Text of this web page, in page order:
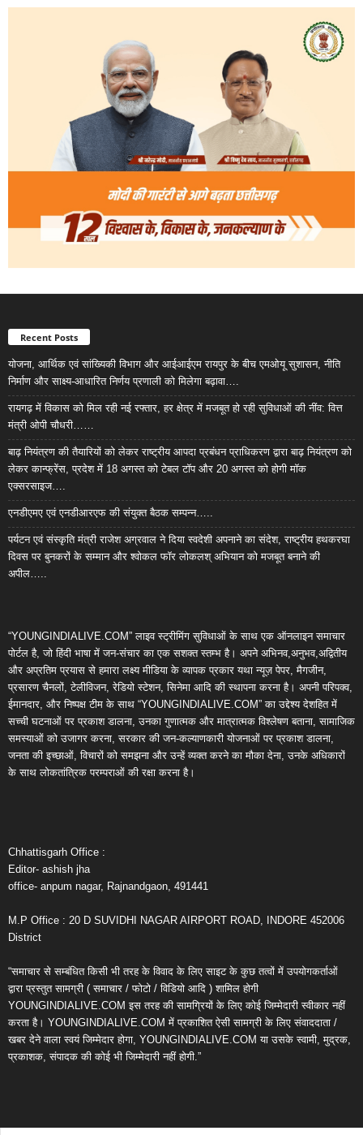
Recent Posts
योजना, आर्थिक एवं सांख्यिकी विभाग और आईआईएम रायपुर के बीच एमओयू सुशासन, नीति
निर्माण और साक्ष्य-आधारित निर्णय प्रणाली को मिलेगा बढ़ावा….
रायगढ़ में विकास को मिल रही नई रफ्तार, हर क्षेत्र में मजबूत हो रही सुविधाओं की नींव: वित्त
मंत्री ओपी चौधरी……
बाढ़ नियंत्रण की तैयारियों को लेकर राष्ट्रीय आपदा प्रबंधन प्राधिकरण द्वारा बाढ़ नियंत्रण को
लेकर कान्फ्रेंस, प्रदेश में 18 अगस्त को टेबल टॉप और 20 अगस्त को होगी मॉक
एक्सरसाइज….
एनडीएमए एवं एनडीआरएफ की संयुक्त बैठक सम्पन्न…..
पर्यटन एवं संस्कृति मंत्री राजेश अग्रवाल ने दिया स्वदेशी अपनाने का संदेश, राष्ट्रीय हथकरघा
दिवस पर बुनकरों के सम्मान और श्वोकल फॉर लोकलश् अभियान को मजबूत बनाने की
अपील…..
“YOUNGINDIALIVE.COM” लाइव स्ट्रीमिंग सुविधाओं के साथ एक ऑनलाइन समाचार
पोर्टल है, जो हिंदी भाषा में जन-संचार का एक सशक्त स्तम्भ है। अपने अभिनव,अनुभव,अद्वितीय
और अप्रतिम प्रयास से हमारा लक्ष्य मीडिया के व्यापक प्रकार यथा न्यूज़ पेपर, मैगजीन,
प्रसारण चैनलों, टेलीविजन, रेडियो स्टेशन, सिनेमा आदि की स्थापना करना है। अपनी परिपक्व,
ईमानदार, और निष्पक्ष टीम के साथ “YOUNGINDIALIVE.COM” का उद्देश्य देशहित में
सच्ची घटनाओं पर प्रकाश डालना, उनका गुणात्मक और मात्रात्मक विश्लेषण बताना, सामाजिक
समस्याओं को उजागर करना, सरकार की जन-कल्याणकारी योजनाओं पर प्रकाश डालना,
जनता की इच्छाओं, विचारों को समझना और उन्हें व्यक्त करने का मौका देना, उनके अधिकारों
के साथ लोकतांत्रिक परम्पराओं की रक्षा करना है।
Chhattisgarh Office :
Editor- ashish jha
office- anpum nagar, Rajnandgaon, 491441
M.P Office : 20 D SUVIDHI NAGAR AIRPORT ROAD, INDORE 452006
District
“समाचार से सम्बंधित किसी भी तरह के विवाद के लिए साइट के कुछ तत्वों में उपयोगकर्ताओं
द्वारा प्रस्तुत सामग्री ( समाचार / फोटो / विडियो आदि ) शामिल होगी
YOUNGINDIALIVE.COM इस तरह की सामग्रियों के लिए कोई जिम्मेदारी स्वीकार नहीं
करता है। YOUNGINDIALIVE.COM में प्रकाशित ऐसी सामग्री के लिए संवाददाता /
खबर देने वाला स्वयं जिम्मेदार होगा, YOUNGINDIALIVE.COM या उसके स्वामी, मुद्रक,
प्रकाशक, संपादक की कोई भी जिम्मेदारी नहीं होगी.”